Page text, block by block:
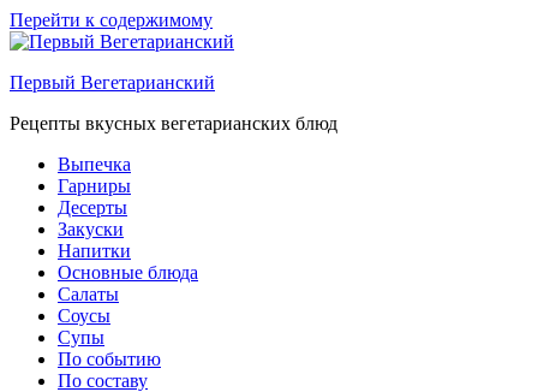
Перейти к содержимому
Первый Вегетарианский
Рецепты вкусных вегетарианских блюд
Выпечка
Гарниры
Десерты
Закуски
Напитки
Основные блюда
Салаты
Соусы
Супы
По событию
По составу